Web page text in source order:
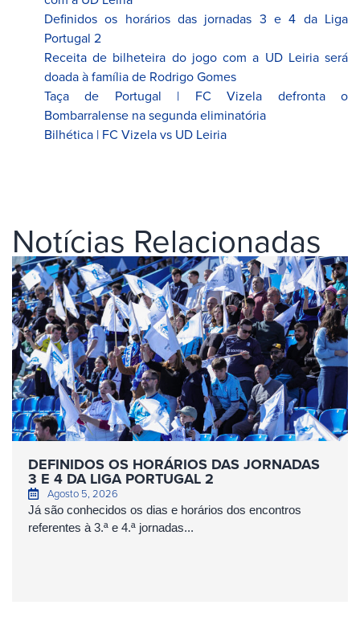
Definidos os horários das jornadas 3 e 4 da Liga
Portugal 2
Receita de bilheteira do jogo com a UD Leiria será
doada à família de Rodrigo Gomes
Taça de Portugal | FC Vizela defronta o
Bombarralense na segunda eliminatória
Bilhética | FC Vizela vs UD Leiria
Notícias Relacionadas
DEFINIDOS OS HORÁRIOS DAS JORNADAS
3 E 4 DA LIGA PORTUGAL 2
Agosto 5, 2026
Já são conhecidos os dias e horários dos encontros
referentes à 3.ª e 4.ª jornadas...